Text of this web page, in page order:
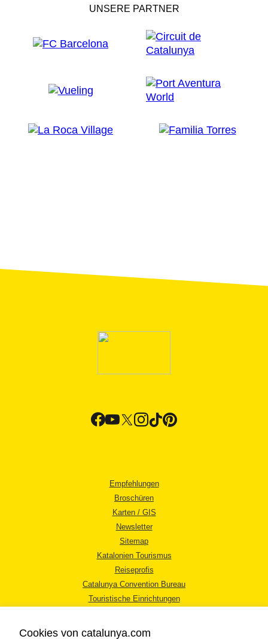
UNSERE PARTNER
Empfehlungen
Broschüren
Karten / GIS
Newsletter
Sitemap
Katalonien Tourismus
Reiseprofis
Catalunya Convention Bureau
Touristische Einrichtungen
Cookies von catalunya.com